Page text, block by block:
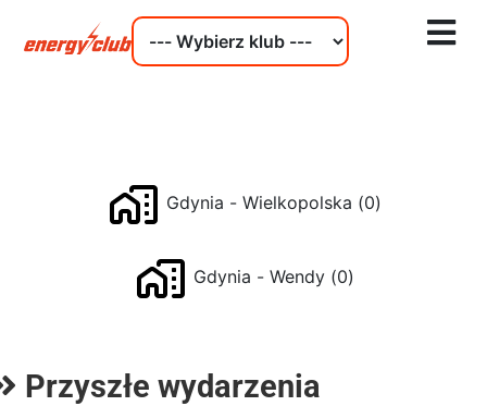
Gdynia - Wielkopolska (0)
Gdynia - Wendy (0)
Przyszłe wydarzenia